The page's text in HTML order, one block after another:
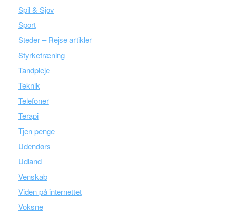
Spil & Sjov
Sport
Steder – Rejse artikler
Styrketræning
Tandpleje
Teknik
Telefoner
Terapi
Tjen penge
Udendørs
Udland
Venskab
Viden på internettet
Voksne